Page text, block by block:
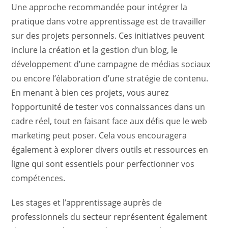
Une approche recommandée pour intégrer la
pratique dans votre apprentissage est de travailler
sur des projets personnels. Ces initiatives peuvent
inclure la création et la gestion d’un blog, le
développement d’une campagne de médias sociaux
ou encore l’élaboration d’une stratégie de contenu.
En menant à bien ces projets, vous aurez
l’opportunité de tester vos connaissances dans un
cadre réel, tout en faisant face aux défis que le web
marketing peut poser. Cela vous encouragera
également à explorer divers outils et ressources en
ligne qui sont essentiels pour perfectionner vos
compétences.
Les stages et l’apprentissage auprès de
professionnels du secteur représentent également